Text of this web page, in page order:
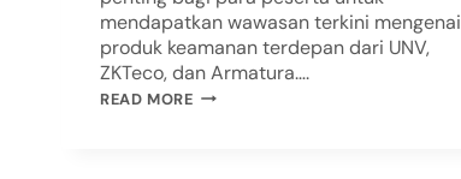
mendapatkan wawasan terkini mengenai
produk keamanan terdepan dari UNV,
ZKTeco, dan Armatura….
READ MORE